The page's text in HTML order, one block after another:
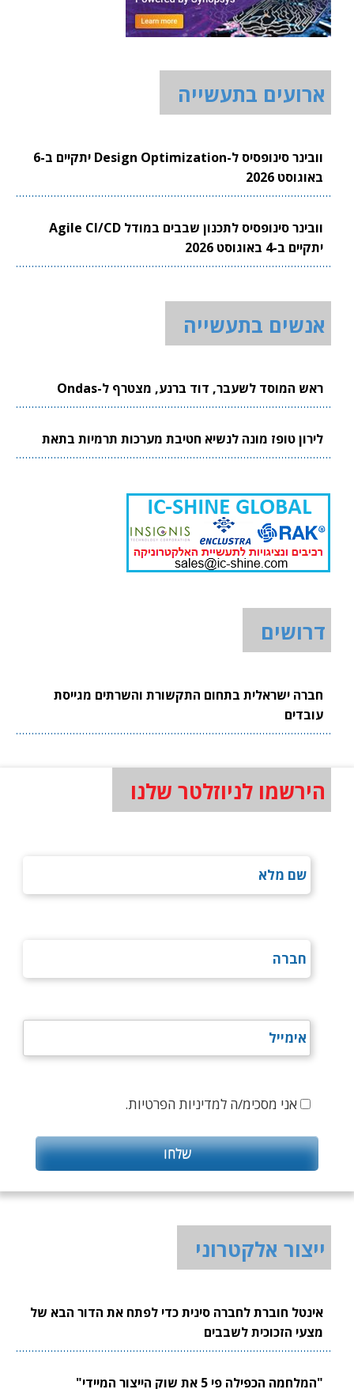
ארועים בתעשייה
וובינר סינופסיס ל-Design Optimization יתקיים ב-6
באוגוסט 2026
וובינר סינופסיס לתכנון שבבים במודל Agile CI/CD
יתקיים ב-4 באוגוסט 2026
אנשים בתעשייה
ראש המוסד לשעבר, דוד ברנע, מצטרף ל-Ondas
לירון טופז מונה לנשיא חטיבת מערכות תרמיות בתאת
דרושים
חברה ישראלית בתחום התקשורת והשרתים מגייסת
עובדים
הירשמו לניוזלטר שלנו
אני מסכימ/ה למדיניות הפרטיות.
ייצור אלקטרוני
אינטל חוברת לחברה סינית כדי לפתח את הדור הבא של
מצעי הזכוכית לשבבים
"המלחמה הכפילה פי 5 את שוק הייצור המיידי"